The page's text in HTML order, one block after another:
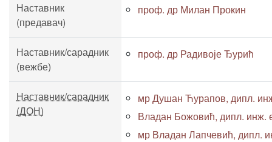
Наставник
(предавач)
проф. др Милан Прокин
Наставник/сарадник
(вежбе)
проф. др Радивоје Ђурић
Наставник/сарадник
(ДОН)
мр Душан Ћурапов, дипл.
Владан Божовић, дипл. инж.
мр Владан Лапчевић, дипл.